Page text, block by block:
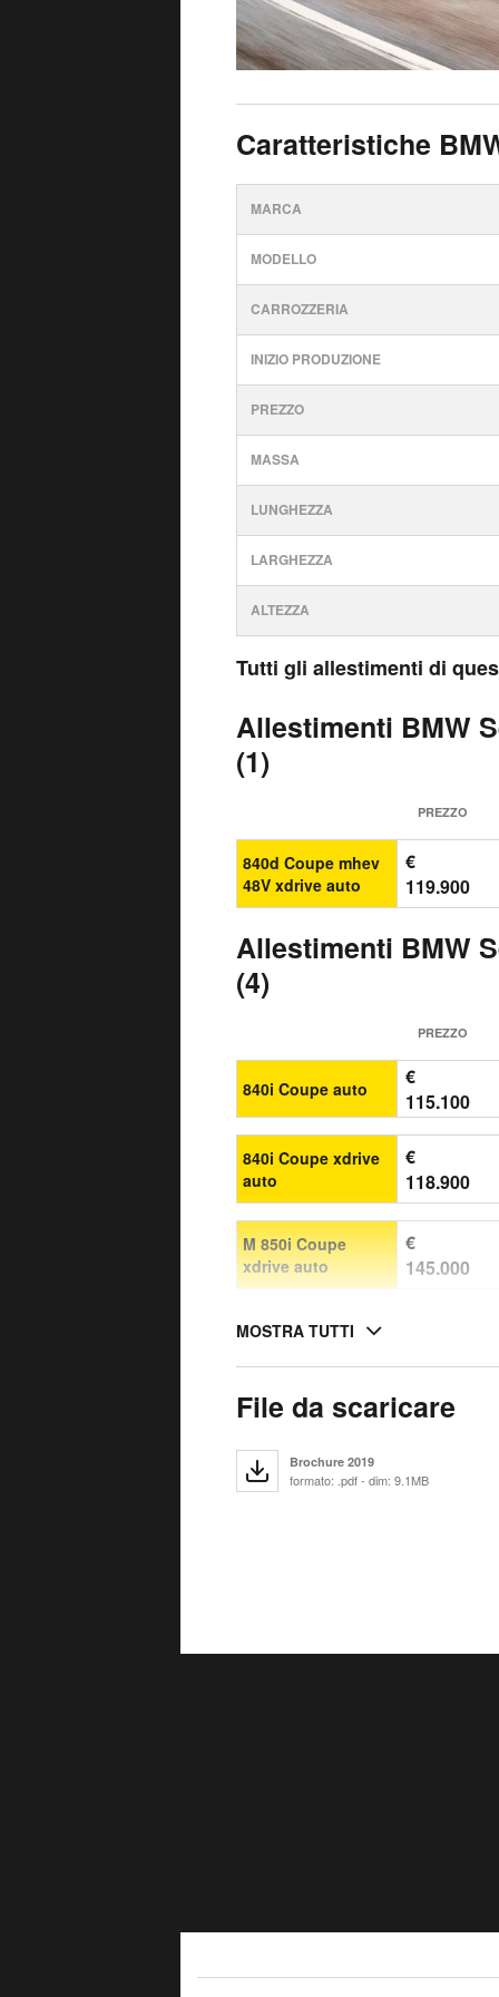
Caratteristiche
MARCA
MODELLO
CARROZZERIA
INIZIO PRODUZIONE
PREZZO
MASSA
LUNGHEZZA
LARGHEZZA
ALTEZZA
Tutti gli allestimenti di
Allestimenti BMW
(1)
PREZZO
840d Coupe mhev
48V xdrive auto
€
119.900
Allestimenti BMW
(4)
PREZZO
840i Coupe auto
€
115.100
840i Coupe xdrive
auto
€
118.900
M 850i Coupe
xdrive auto
€
145.000
MOSTRA TUTTI
File da scaricare
Brochure 2019
formato: .pdf - dim: 9.1MB